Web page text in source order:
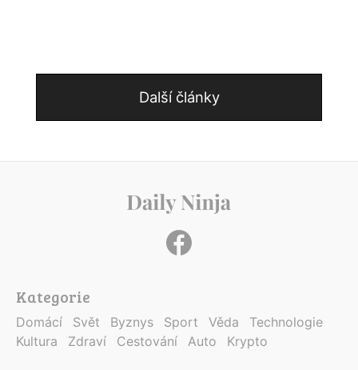
Další články
Kategorie
Domácí Svět Byznys Sport Věda
Technologie
Kultura
Zdraví Cestování Auto Krypto